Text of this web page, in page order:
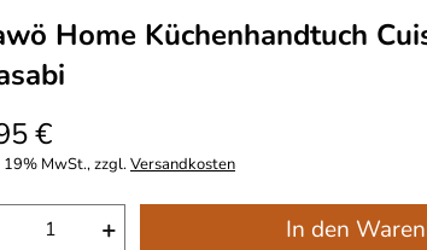
Home Küchenhandtuch
€
19% MwSt., zzgl.Versandkosten
+ In den